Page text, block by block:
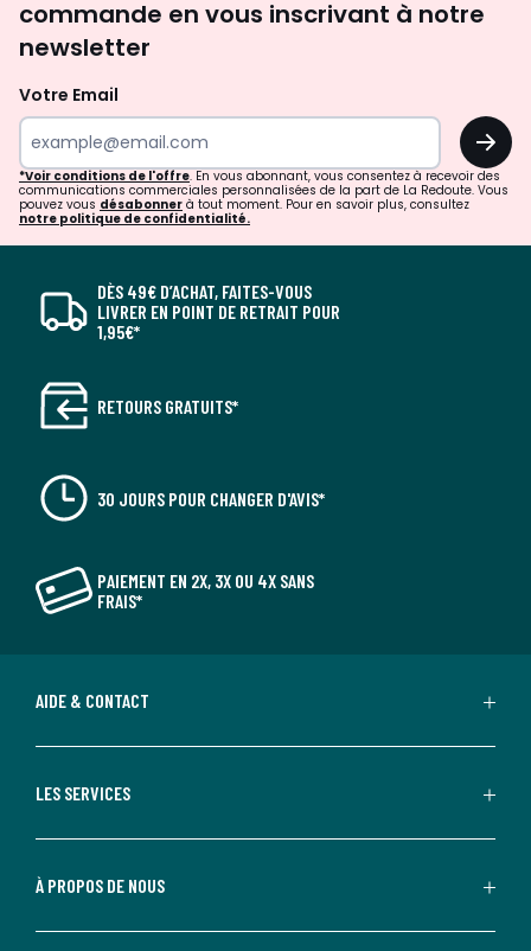
commande en vous inscrivant à notre
newsletter
Votre Email
OK
*Voir conditions de l'offre. En vous abonnant, vous consentez à recevoir des
communications commerciales personnalisées de la part de La Redoute. Vous
pouvez vous désabonner à tout moment. Pour en savoir plus, consultez
notre politique de confidentialité.
DÈS 49€ D’ACHAT, FAITES-VOUS
LIVRER EN POINT DE RETRAIT POUR
1,95€*
RETOURS GRATUITS*
30 JOURS POUR CHANGER D'AVIS*
PAIEMENT EN 2X, 3X OU 4X SANS
FRAIS*
AIDE & CONTACT
LES SERVICES
À PROPOS DE NOUS